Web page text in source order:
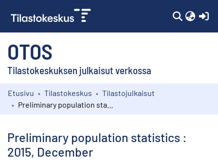
OTOS
Tilastokeskuksen julkaisut verkossa
Kokoelmat
Etusivu Tilastokeskus
Tilastojulkaisut
Preliminary population statistics :
2015, December